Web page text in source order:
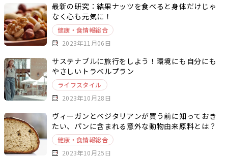
最新の研究：結果ナッツを食べると身体だけじゃ
なく心も元気に！
健康・食情報総合
2023年11月06日
サステナブルに旅行をしよう！環境にも自分にも
やさしいトラベルプラン
ライフスタイル
2023年10月28日
ヴィーガンとベジタリアンが買う前に知っておき
たい、パンに含まれる意外な動物由来原料とは？
健康・食情報総合
2023年10月25日